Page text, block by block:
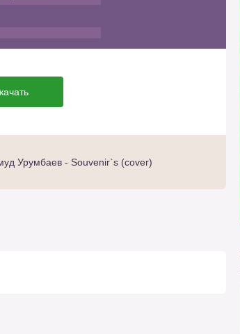
Урумбаев - Souvenir`s (cover)